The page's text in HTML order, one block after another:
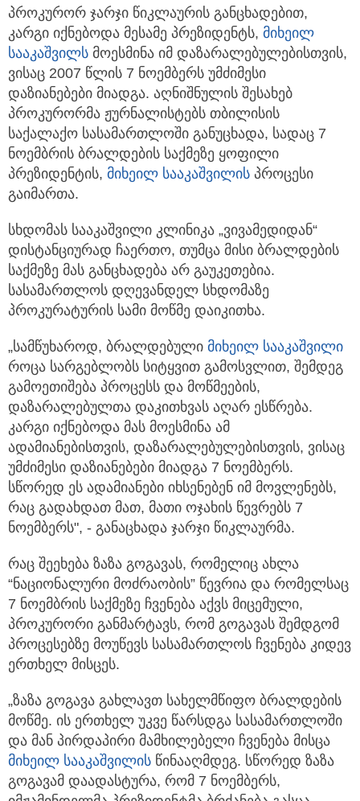
პროკურორ ჯარჯი წიკლაურის განცხადებით,
კარგი იქნებოდა მესამე პრეზიდენტს, მიხეილ
სააკაშვილს მოესმინა იმ დაზარალებულებისთვის,
ვისაც 2007 წლის 7 ნოემბერს უმძიმესი
დაზიანებები მიადგა. აღნიშნულის შესახებ
პროკურორმა ჟურნალისტებს თბილისის
საქალაქო სასამართლოში განუცხადა, სადაც 7
ნოემბრის ბრალდების საქმეზე ყოფილი
პრეზიდენტის, მიხეილ სააკაშვილის პროცესი
გაიმართა.
სხდომას სააკაშვილი კლინიკა „ვივამედიდან“
დისტანციურად ჩაერთო, თუმცა მისი ბრალდების
საქმეზე მას განცხადება არ გაუკეთებია.
სასამართლოს დღევანდელ სხდომაზე
პროკურატურის სამი მოწმე დაიკითხა.
„სამწუხაროდ, ბრალდებული მიხეილ სააკაშვილი
როცა სარგებლობს სიტყვით გამოსვლით, შემდეგ
გამოეთიშება პროცესს და მოწმეების,
დაზარალებულთა დაკითხვას აღარ ესწრება.
კარგი იქნებოდა მას მოესმინა ამ
ადამიანებისთვის, დაზარალებულებისთვის, ვისაც
უმძიმესი დაზიანებები მიადგა 7 ნოემბერს.
სწორედ ეს ადამიანები იხსენებენ იმ მოვლენებს,
რაც გადახდათ მათ, მათი ოჯახის წევრებს 7
ნოემბერს", - განაცხადა ჯარჯი წიკლაურმა.
რაც შეეხება ზაზა გოგავას, რომელიც ახლა
“ნაციონალური მოძრაობის” წევრია და რომელსაც
7 ნოემბრის საქმეზე ჩვენება აქვს მიცემული,
პროკურორი განმარტავს, რომ გოგავას შემდგომ
პროცესებზე მოუწევს სასამართლოს ჩვენება კიდევ
ერთხელ მისცეს.
„ზაზა გოგავა გახლავთ სახელმწიფო ბრალდების
მოწმე. ის ერთხელ უკვე წარსდგა სასამართლოში
და მან პირდაპირი მამხილებელი ჩვენება მისცა
მიხეილ სააკაშვილის წინააღმდეგ. სწორედ ზაზა
გოგავამ დაადასტურა, რომ 7 ნოემბერს,